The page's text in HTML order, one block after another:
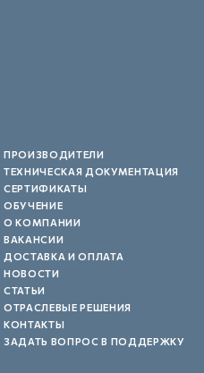
ПРОИЗВОДИТЕЛИ
ТЕХНИЧЕСКАЯ ДОКУМЕНТАЦИЯ
СЕРТИФИКАТЫ
ОБУЧЕНИЕ
О КОМПАНИИ
ВАКАНСИИ
ДОСТАВКА И ОПЛАТА
НОВОСТИ
СТАТЬИ
ОТРАСЛЕВЫЕ РЕШЕНИЯ
КОНТАКТЫ
ЗАДАТЬ ВОПРОС В ПОДДЕРЖКУ